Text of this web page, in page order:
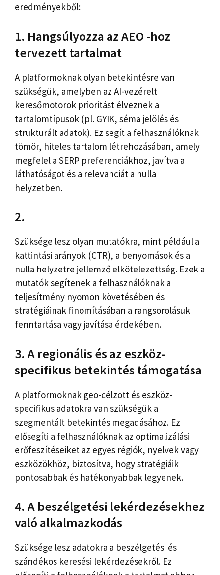
eredményekből:
1. Hangsúlyozza az AEO -hoz
tervezett tartalmat
A platformoknak olyan betekintésre van
szükségük, amelyben az AI-vezérelt
keresőmotorok prioritást élveznek a
tartalomtípusok (pl. GYIK, séma jelölés és
strukturált adatok). Ez segít a felhasználóknak
tömör, hiteles tartalom létrehozásában, amely
megfelel a SERP preferenciákhoz, javítva a
láthatóságot és a relevanciát a nulla
helyzetben.
2.
Szüksége lesz olyan mutatókra, mint például a
kattintási arányok (CTR), a benyomások és a
nulla helyzetre jellemző elkötelezettség. Ezek a
mutatók segítenek a felhasználóknak a
teljesítmény nyomon követésében és
stratégiáinak finomításában a rangsorolásuk
fenntartása vagy javítása érdekében.
3. A regionális és az eszköz-
specifikus betekintés támogatása
A platformoknak geo-célzott és eszköz-
specifikus adatokra van szükségük a
szegmentált betekintés megadásához. Ez
elősegíti a felhasználóknak az optimalizálási
erőfeszítéseiket az egyes régiók, nyelvek vagy
eszközökhöz, biztosítva, hogy stratégiáik
pontosabbak és hatékonyabbak legyenek.
4. A beszélgetési lekérdezésekhez
való alkalmazkodás
Szüksége lesz adatokra a beszélgetési és
szándékos keresési lekérdezésekről. Ez